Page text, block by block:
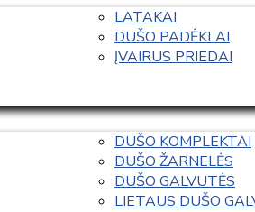
LATAKAI
DUŠO PADĖKLAI
ĮVAIRUS PRIEDAI
DUŠO KOMPLEKTAI
DUŠO ŽARNELĖS
DUŠO GALVUTĖS
LIETAUS DUŠO